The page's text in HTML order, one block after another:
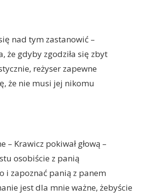
nad tym zastanowić –
że gdyby zgodziła się zbyt
reżyser zapewne
że nie musi jej nikomu
– Krawicz pokiwał głową –
osobiście z panią
i zapoznać panią z panem
jest dla mnie ważne, żebyście